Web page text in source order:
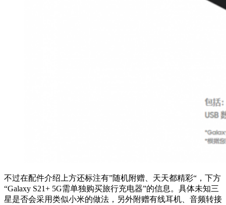
不过在配件介绍上方还标注有”随机附赠、天天都精彩“，下方
“Galaxy S21+ 5G需单独购买旅行充电器”的信息。具体未知三
星是否会采用类似小米的做法，另外附赠有线耳机、音频转接